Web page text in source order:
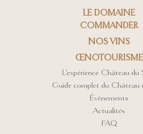
LE DOMAINE
COMMANDER
NOS VINS
ŒNOTOURISME
L’expérience Château du
Guide complet du Château
Évènements
Actualités
FAQ